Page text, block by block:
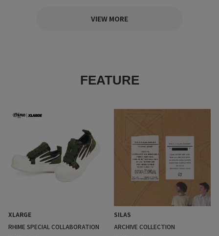
VIEW MORE
FEATURE
XLARGE
RHIME SPECIAL COLLABORATION
SILAS
ARCHIVE COLLECTION